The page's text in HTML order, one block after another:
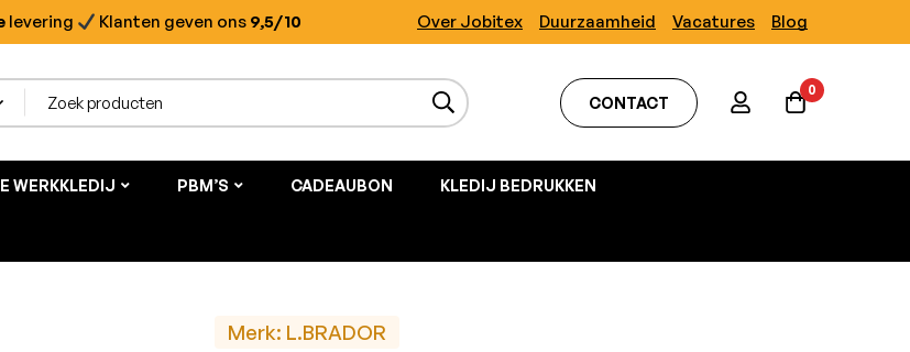
levering Klanten geven ons 9,5/10 Over Jobitex Duurzaamheid Vacatures Blog
CONTACT
0
WERKKLEDIJ PBM’S CADEAUBON KLEDIJ BEDRUKKEN
Merk: L.BRADOR